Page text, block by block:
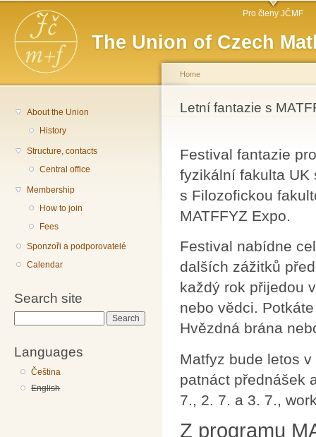
The Union of Czech
Main menu Pro členy JČMF
About the Union
History
Structure, contacts
Central office
Membership
How to join
Fees
Sponzoři a podporovatelé
Calendar
Search site
Languages
Čeština
English
You are here
Home
Letní fantazie s
Festival fantazie
fyzikální fakulta UK
s Filozofickou
MATFFYZ Expo.
Festival nabídne
dalších zážitků
každý rok přijedou
nebo vědci.
Hvězdná brána
Matfyz bude letos
patnáct přednášek
7., 2. 7. a 3. 7.,
Z programu